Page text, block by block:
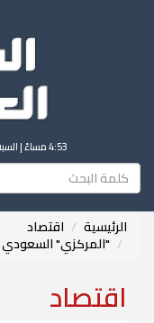
4:53 مساءً |
الرئيسية اقتصاد
"المركزي"
اقتصاد